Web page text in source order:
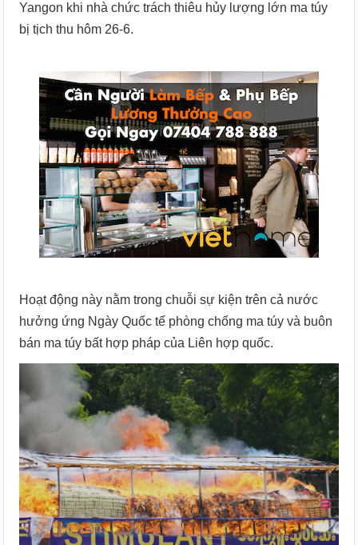
Yangon khi nhà chức trách thiêu hủy lượng lớn ma túy
bị tịch thu hôm 26-6.
Hoạt động này nằm trong chuỗi sự kiện trên cả nước
hưởng ứng Ngày Quốc tế phòng chống ma túy và buôn
bán ma túy bất hợp pháp của Liên hợp quốc.